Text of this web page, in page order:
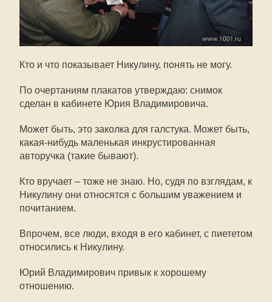
Кто и что показывает Никулину, понять не могу.
По очертаниям плакатов утверждаю: снимок
сделан в кабинете Юрия Владимировича.
Может быть, это заколка для галстука. Может быть,
какая-нибудь маленькая инкрустированная
авторучка (такие бывают).
Кто вручает – тоже не знаю. Но, судя по взглядам, к
Никулину они относятся с большим уважением и
почитанием.
Впрочем, все люди, входя в его кабинет, с пиететом
относились к Никулину.
Юрий Владимирович привык к хорошему
отношению.